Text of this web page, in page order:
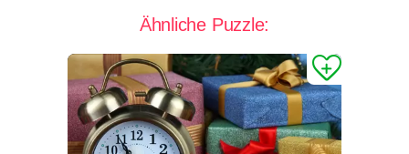
Ähnliche Puzzle: